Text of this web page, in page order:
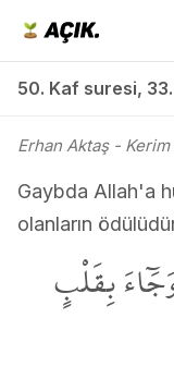
50. Kaf suresi,
Erhan Aktaş- Kerim
Gaybda Allah'a
olanların
بِقَلْبٍ